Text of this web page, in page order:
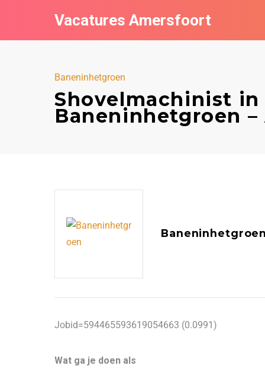
Vacatures Amersfoort
Baneninhetgroen
Shovelmachinist in
Baneninhetgroen
Baneninhetgroen
Jobid=594465593619054663 (0.0991)
Wat ga je doen als